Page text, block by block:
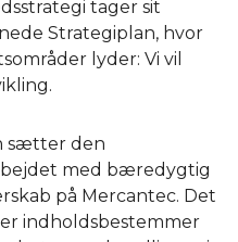
tager sit
Strategiplan, hvor
lyder: Vi vil
sætter den
med bæredygtig
på Mercantec. Det
indholdsbestemmer